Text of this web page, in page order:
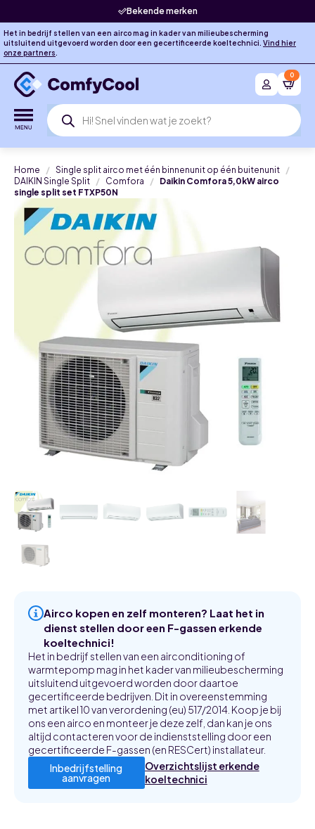
Bekende merken
Het in bedrijf stellen van een airco mag in kader van milieubescherming
uitsluitend uitgevoerd worden door een gecertificeerde koeltechnici. Vind hier
onze partners.
Producten
zoeken
0
Home
Single split airco met één binnenunit op één buitenunit
DAIKIN Single Split
Comfora
Daikin Comfora 5,0kW airco
single split set FTXP50N
Airco kopen en zelf monteren? Laat het in
dienst stellen door een F-gassen erkende
koeltechnici!
Het in bedrijf stellen van een airconditioning of
warmtepomp mag in het kader van milieubescherming
uitsluitend uitgevoerd worden door daartoe
gecertificeerde bedrijven. Dit in overeenstemming
met artikel 10 van verordening (eu) 517/2014. Koop je bij
ons een airco en monteer je deze zelf, dan kan je ons
altijd contacteren voor de indienststelling door een
gecertificeerde F-gassen (en RESCert) installateur.
Inbedrijfstelling
aanvragen
Overzichtslijst erkende
koeltechnici